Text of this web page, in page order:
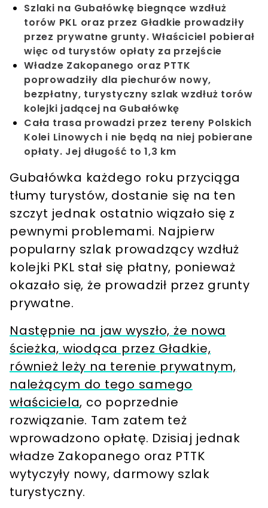
Szlaki na Gubałówkę biegnące wzdłuż
torów PKL oraz przez Gładkie prowadziły
przez prywatne grunty. Właściciel pobierał
więc od turystów opłaty za przejście
Władze Zakopanego oraz PTTK
poprowadziły dla piechurów nowy,
bezpłatny, turystyczny szlak wzdłuż torów
kolejki jadącej na Gubałówkę
Cała trasa prowadzi przez tereny Polskich
Kolei Linowych i nie będą na niej pobierane
opłaty. Jej długość to 1,3 km
Gubałówka każdego roku przyciąga
tłumy turystów, dostanie się na ten
szczyt jednak ostatnio wiązało się z
pewnymi problemami. Najpierw
popularny szlak prowadzący wzdłuż
kolejki PKL stał się płatny, ponieważ
okazało się, że prowadził przez grunty
prywatne.
Następnie na jaw wyszło, że nowa
ścieżka, wiodąca przez Gładkie,
również leży na terenie prywatnym,
należącym do tego samego
właściciela, co poprzednie
rozwiązanie. Tam zatem też
wprowadzono opłatę. Dzisiaj jednak
władze Zakopanego oraz PTTK
wytyczyły nowy, darmowy szlak
turystyczny.